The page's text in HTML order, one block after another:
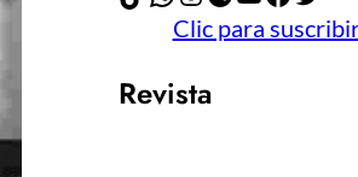
Clic para
Revista